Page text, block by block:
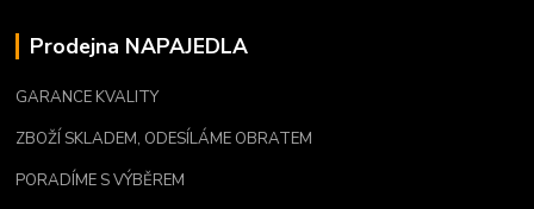
Prodejna NAPAJEDLA
GARANCE KVALITY
ZBOŽÍ SKLADEM, ODESÍLÁME OBRATEM
PORADÍME S VÝBĚREM